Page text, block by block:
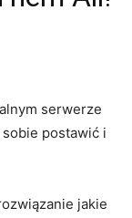
serwerze
postawić i
jakie